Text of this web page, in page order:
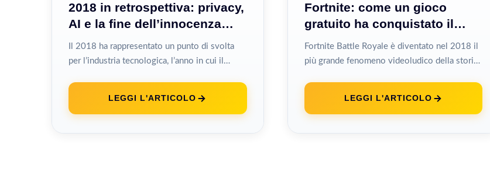
2018 in retrospettiva: privacy,
AI e la fine dell’innocenza
tech
Il 2018 ha rappresentato un punto di svolta
per l’industria tecnologica, l’anno in cui il
LEGGI L'ARTICOLO
Fortnite: come un gioco
gratuito ha conquistato il
mondo
Fortnite Battle Royale è diventato nel 2018 il
più grande fenomeno videoludico della storia
LEGGI L'ARTICOLO